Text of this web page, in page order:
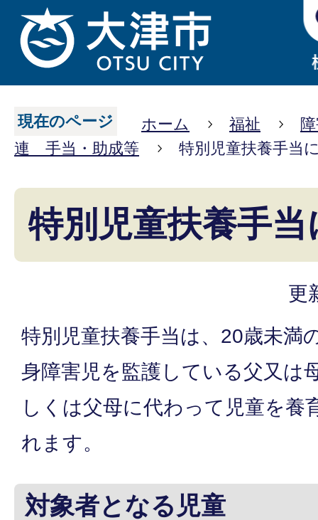
現在のページ ホーム 福祉
連 手当・助成等
特別児童扶養手当
特別児童扶養手
更
特別児童扶養手当は、20歳未満
身障害児を監護している父又は
しくは父母に代わって児童を養
れます。
対象者となる児童